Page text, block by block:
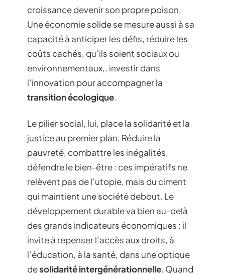
croissance devenir son propre poison.
Une économie solide se mesure aussi à sa
capacité à anticiper les défis, réduire les
coûts cachés, qu’ils soient sociaux ou
environnementaux,, investir dans
l’innovation pour accompagner la
transition écologique.
Le pilier social, lui, place la solidarité et la
justice au premier plan. Réduire la
pauvreté, combattre les inégalités,
défendre le bien-être : ces impératifs ne
relèvent pas de l’utopie, mais du ciment
qui maintient une société debout. Le
développement durable va bien au-delà
des grands indicateurs économiques : il
invite à repenser l’accès aux droits, à
l’éducation, à la santé, dans une optique
desolidarité intergénérationnelle. Quand